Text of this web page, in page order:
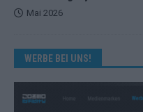
Mai 2026
WERBE BEI UNS!